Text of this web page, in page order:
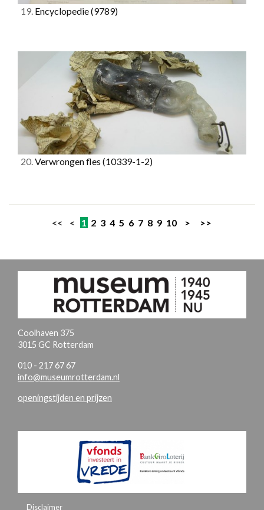
19. Encyclopedie(9789)
20.Verwrongen fles (10339-1-2)
<< < 1 2 3 4 5 6 7 8 9 10 > >>
Coolhaven 375
3015 GC Rotterdam
010 - 217 67 67
info@museumrotterdam.nl
openingstijden en prijzen
Disclaimer